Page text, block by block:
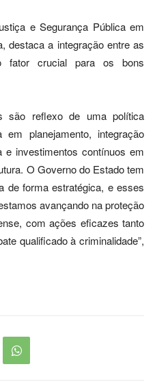
e Segurança Pública em
destaca a integração entre as
fator crucial para os bons
são reflexo de uma política
em planejamento, integração
investimentos contínuos em
O Governo do Estado tem
de forma estratégica, e esses
avançando na proteção
com ações eficazes tanto
qualificado à criminalidade”,